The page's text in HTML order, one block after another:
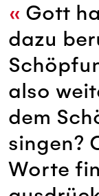
Gott
dazu
also
dem
singen?
Worte